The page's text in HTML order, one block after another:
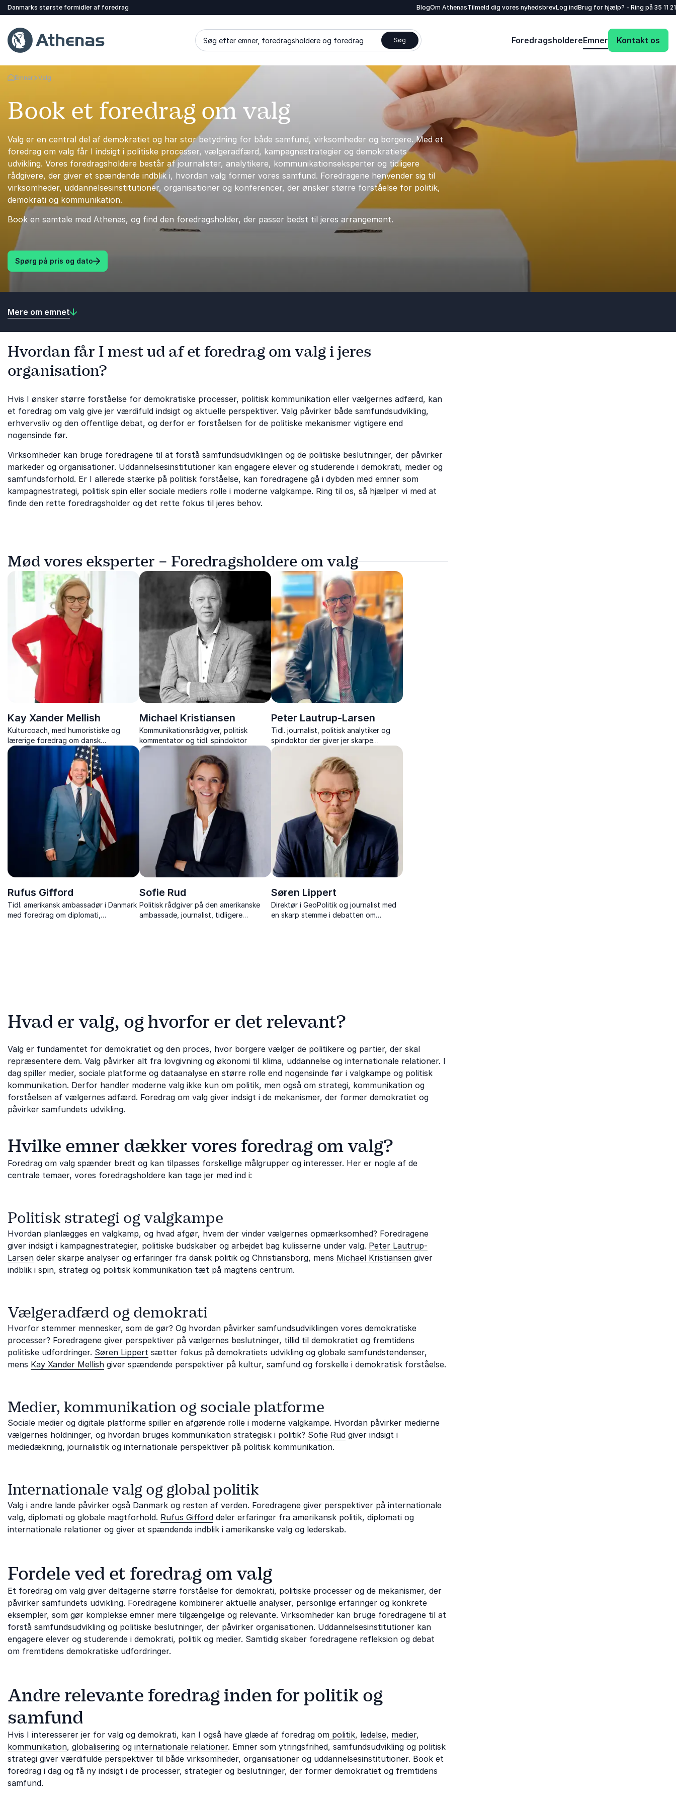
Danmarks største formidler af foredrag BlogOm AthenasTilmeld dig vores nyhedsbrevLog indBrug for hjælp? - Ring på 35 11
Søg efter emner, foredragsholdere og foredrag Søg ForedragsholdereEmner Kontakt os
Tilbage til forsiden
Emner Valg
Book et foredrag om valg
Valg er en central del af demokratiet og har stor betydning for både samfund, virksomheder og borgere. Med et
foredrag om valg får I indsigt i politiske processer, vælgeradfærd, kampagnestrategier og demokratiets
udvikling. Vores foredragsholdere består af journalister, analytikere, kommunikationseksperter og tidligere
rådgivere, der giver et spændende indblik i, hvordan valg former vores samfund. Foredragene henvender sig til
virksomheder, uddannelsesinstitutioner, organisationer og konferencer, der ønsker større forståelse for politik,
demokrati og kommunikation.
Book en samtale med Athenas, og find den foredragsholder, der passer bedst til jeres arrangement.
Spørg på pris og dato
Dit telefonnummer
Firma / Organisation
Mere om emnet
Hvordan får I mest ud af et foredrag om valg i jeres
organisation?
Hvis I ønsker større forståelse for demokratiske processer, politisk kommunikation eller vælgernes adfærd, kan
et foredrag om valg give jer værdifuld indsigt og aktuelle perspektiver. Valg påvirker både samfundsudvikling,
erhvervsliv og den offentlige debat, og derfor er forståelsen for de politiske mekanismer vigtigere end
nogensinde før.
Virksomheder kan bruge foredragene til at forstå samfundsudviklingen og de politiske beslutninger, der påvirker
markeder og organisationer. Uddannelsesinstitutioner kan engagere elever og studerende i demokrati, medier og
samfundsforhold. Er I allerede stærke på politisk forståelse, kan foredragene gå i dybden med emner som
kampagnestrategi, politisk spin eller sociale mediers rolle i moderne valgkampe. Ring til os, så hjælper vi med at
finde den rette foredragsholder og det rette fokus til jeres behov.
Mød vores eksperter – Foredragsholdere om valg
Kay Xander Mellish
Kulturcoach, med humoristiske og
lærerige foredrag om dansk
arbejdskultur, samarbejde og mødet
mellem danskere og udlændinge.
Michael Kristiansen
Kommunikationsrådgiver, politisk
kommentator og tidl. spindoktor
Peter Lautrup-Larsen
Tidl. journalist, politisk analytiker og
spindoktor der giver jer skarpe
analyser, historiske indblik og
underholdende historier fra
Christiansborg.
Rufus Gifford
Tidl. amerikansk ambassadør i Danmark
med foredrag om diplomati,
Sofie Rud
Politisk rådgiver på den amerikanske
ambassade, journalist, tidligere
Søren Lippert
Direktør i GeoPolitik og journalist med
en skarp stemme i debatten om
Hvad er valg, og hvorfor er det relevant?
Valg er fundamentet for demokratiet og den proces, hvor borgere vælger de politikere og partier, der skal
repræsentere dem. Valg påvirker alt fra lovgivning og økonomi til klima, uddannelse og internationale relationer. I
dag spiller medier, sociale platforme og dataanalyse en større rolle end nogensinde før i valgkampe og politisk
kommunikation. Derfor handler moderne valg ikke kun om politik, men også om strategi, kommunikation og
forståelsen af vælgernes adfærd. Foredrag om valg giver indsigt i de mekanismer, der former demokratiet og
påvirker samfundets udvikling.
Hvilke emner dækker vores foredrag om valg?
Foredrag om valg spænder bredt og kan tilpasses forskellige målgrupper og interesser. Her er nogle af de
centrale temaer, vores foredragsholdere kan tage jer med ind i:
Politisk strategi og valgkampe
Hvordan planlægges en valgkamp, og hvad afgør, hvem der vinder vælgernes opmærksomhed? Foredragene
giver indsigt i kampagnestrategier, politiske budskaber og arbejdet bag kulisserne under valg. Peter Lautrup-
Larsen deler skarpe analyser og erfaringer fra dansk politik og Christiansborg, mens Michael Kristiansen giver
indblik i spin, strategi og politisk kommunikation tæt på magtens centrum.
Vælgeradfærd og demokrati
Hvorfor stemmer mennesker, som de gør? Og hvordan påvirker samfundsudviklingen vores demokratiske
processer? Foredragene giver perspektiver på vælgernes beslutninger, tillid til demokratiet og fremtidens
politiske udfordringer. Søren Lippert sætter fokus på demokratiets udvikling og globale samfundstendenser,
mens Kay Xander Mellish giver spændende perspektiver på kultur, samfund og forskelle i demokratisk forståelse.
Medier, kommunikation og sociale platforme
Sociale medier og digitale platforme spiller en afgørende rolle i moderne valgkampe. Hvordan påvirker medierne
vælgernes holdninger, og hvordan bruges kommunikation strategisk i politik? Sofie Rud giver indsigt i
mediedækning, journalistik og internationale perspektiver på politisk kommunikation.
Internationale valg og global politik
Valg i andre lande påvirker også Danmark og resten af verden. Foredragene giver perspektiver på internationale
valg, diplomati og globale magtforhold. Rufus Gifford deler erfaringer fra amerikansk politik, diplomati og
internationale relationer og giver et spændende indblik i amerikanske valg og lederskab.
Fordele ved et foredrag om valg
Et foredrag om valg giver deltagerne større forståelse for demokrati, politiske processer og de mekanismer, der
påvirker samfundets udvikling. Foredragene kombinerer aktuelle analyser, personlige erfaringer og konkrete
eksempler, som gør komplekse emner mere tilgængelige og relevante. Virksomheder kan bruge foredragene til at
forstå samfundsudvikling og politiske beslutninger, der påvirker organisationen. Uddannelsesinstitutioner kan
engagere elever og studerende i demokrati, politik og medier. Samtidig skaber foredragene refleksion og debat
om fremtidens demokratiske udfordringer.
Andre relevante foredrag inden for politik og
samfund
Hvis I interesserer jer for valg og demokrati, kan I også have glæde af foredrag om politik, ledelse, medier,
kommunikation, globalisering og internationale relationer. Emner som ytringsfrihed, samfundsudvikling og politisk
strategi giver værdifulde perspektiver til både virksomheder, organisationer og uddannelsesinstitutioner. Book et
foredrag i dag og få ny indsigt i de processer, strategier og beslutninger, der former demokratiet og fremtidens
samfund.